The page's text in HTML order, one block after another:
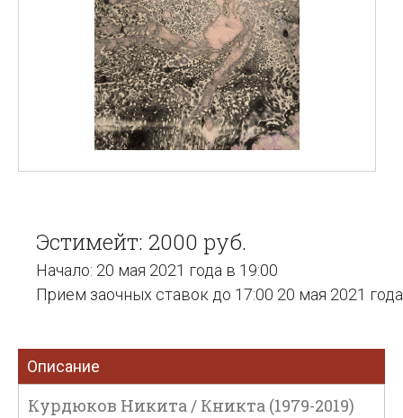
Эстимейт: 2000 руб.
Начало: 20 мая 2021 года в 19:00
Прием заочных ставок до 17:00 20 мая 2021 года
Описание
Курдюков Никита / Кникта (1979-2019)